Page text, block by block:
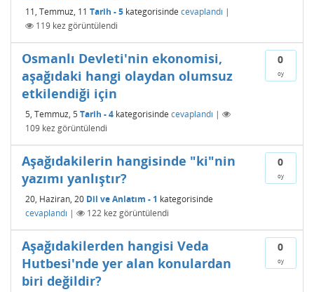
11, Temmuz, 11 Tarih - 5 kategorisinde cevaplandı |
119 kez görüntülendi
0
oy
Osmanlı Devleti'nin ekonomisi,
aşağıdaki hangi olaydan olumsuz
etkilendiği için
5, Temmuz, 5 Tarih - 4 kategorisinde cevaplandı |
109 kez görüntülendi
0
oy
Aşağıdakilerin hangisinde "ki"nin
yazımı yanlıştır?
20, Haziran, 20 Dil ve Anlatım - 1 kategorisinde
cevaplandı | 122 kez görüntülendi
0
oy
Aşağıdakilerden hangisi Veda
Hutbesi'nde yer alan konulardan
biri değildir?